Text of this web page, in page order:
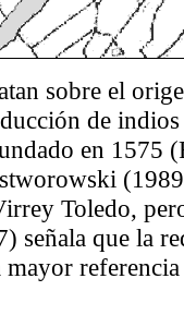
sobre el
de indios
en 1575
Toledo,
señala que la